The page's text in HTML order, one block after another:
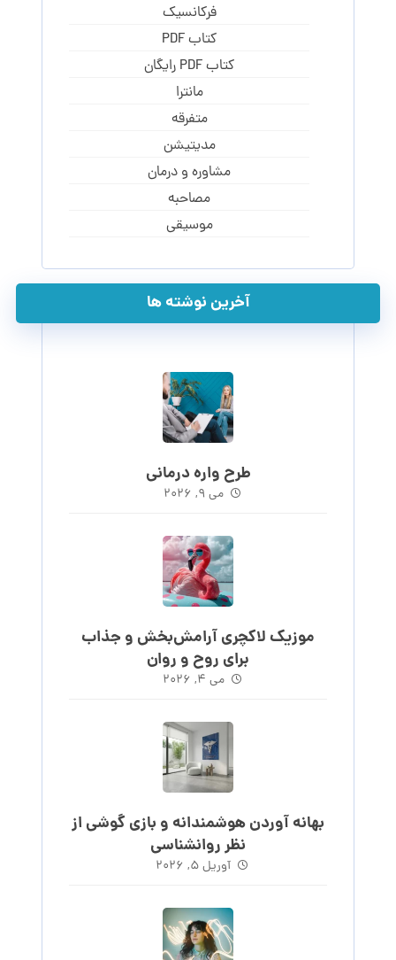
فرکانسیک
کتاب PDF
کتاب PDF رایگان
مانترا
متفرقه
مدیتیشن
مشاوره و درمان
مصاحبه
موسیقی
آخرین نوشته ها
طرح واره درمانی
می ۹, ۲۰۲۶
موزیک لاکچری آرامش‌بخش‌ و جذاب‌
برای روح و روان
می ۴, ۲۰۲۶
بهانه آوردن هوشمندانه و بازی گوشی از
نظر روانشناسی
آوریل ۵, ۲۰۲۶